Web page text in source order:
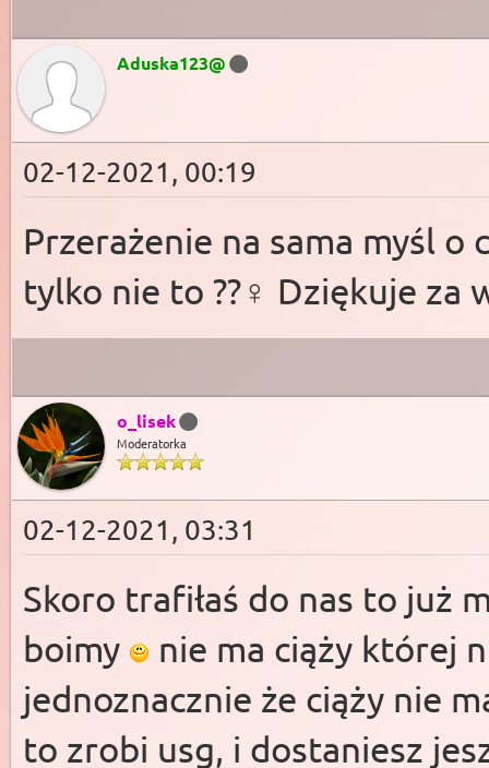
Aduska123@
02-12-2021, 00:19
Przerażenie na sama myśl o
tylko nie to ??‍♀️ Dziękuje za
o_lisek
Moderatorka
02-12-2021, 03:31
Skoro trafiłaś do nas to już
boimy
nie ma ciąży której
jednoznacznie że ciąży nie
to zrobi usg, i dostaniesz